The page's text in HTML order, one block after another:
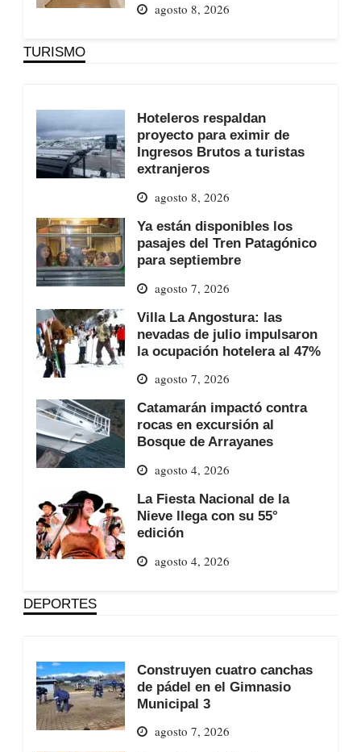
agosto 8, 2026
TURISMO
Hoteleros respaldan
proyecto para eximir de
Ingresos Brutos a turistas
extranjeros
agosto 8, 2026
Ya están disponibles los
pasajes del Tren Patagónico
para septiembre
agosto 7, 2026
Villa La Angostura: las
nevadas de julio impulsaron
la ocupación hotelera al 47%
agosto 7, 2026
Catamarán impactó contra
rocas en excursión al
Bosque de Arrayanes
agosto 4, 2026
La Fiesta Nacional de la
Nieve llega con su 55°
edición
agosto 4, 2026
DEPORTES
Construyen cuatro canchas
de pádel en el Gimnasio
Municipal 3
agosto 7, 2026